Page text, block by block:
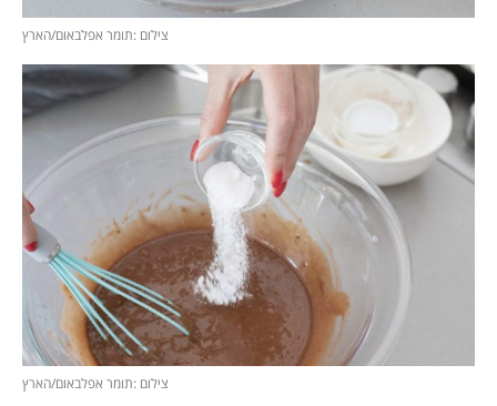
צילום :תומר אפלבאום/הארץ
צילום :תומר אפלבאום/הארץ